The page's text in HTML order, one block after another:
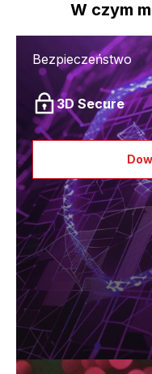
W czym
Bezpieczeństwo
3D Secure